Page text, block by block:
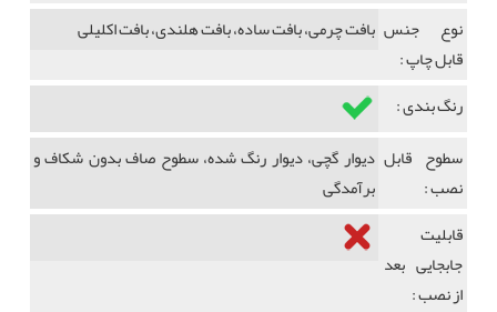
نوع جنس
قابل چاپ :
بافت چرمی، بافت ساده، بافت هلندی، بافت اکلیلی
رنگ بندی :
سطوح قابل
نصب :
دیوار گچی، دیوار رنگ شده، سطوح صاف بدون شکاف و
برآمدگی
قابلیت
جابجایی بعد
از نصب :